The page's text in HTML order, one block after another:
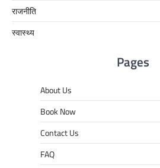
राजनीति
स्वास्थ्य
Pages
About Us
Book Now
Contact Us
FAQ